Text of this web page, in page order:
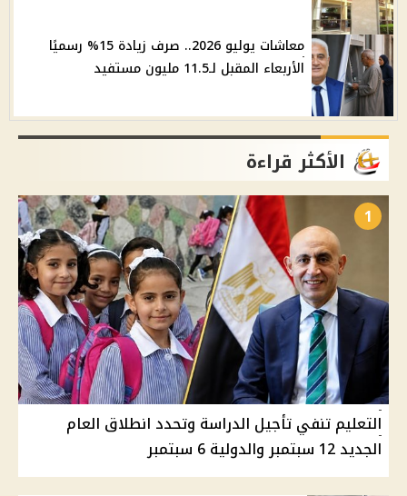
معاشات يوليو 2026.. صرف زيادة 15% رسميًا
الأربعاء المقبل لـ11.5 مليون مستفيد
الأكثر قراءة
1
التعليم تنفي تأجيل الدراسة وتحدد انطلاق العام
الجديد 12 سبتمبر والدولية 6 سبتمبر